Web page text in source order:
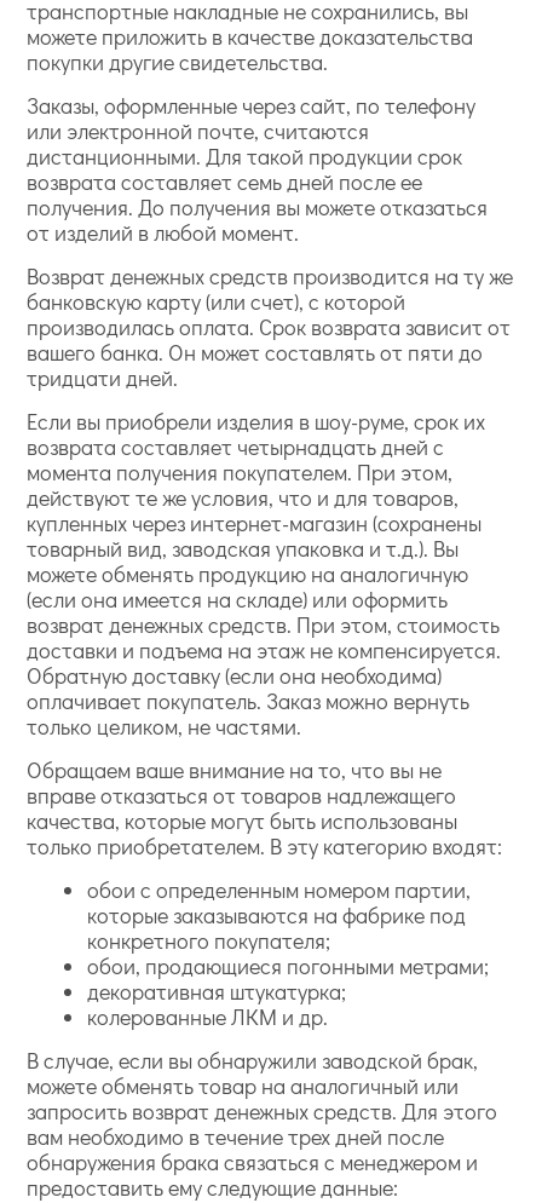
транспортные накладные не сохранились, вы
можете приложить в качестве доказательства
покупки другие свидетельства.
Заказы, оформленные через сайт, по телефону
или электронной почте, считаются
дистанционными. Для такой продукции срок
возврата составляет семь дней после ее
получения. До получения вы можете отказаться
от изделий в любой момент.
Возврат денежных средств производится на ту же
банковскую карту (или счет), с которой
производилась оплата. Срок возврата зависит от
вашего банка. Он может составлять от пяти до
тридцати дней.
Если вы приобрели изделия в шоу-руме, срок их
возврата составляет четырнадцать дней с
момента получения покупателем. При этом,
действуют те же условия, что и для товаров,
купленных через интернет-магазин (сохранены
товарный вид, заводская упаковка и т.д.). Вы
можете обменять продукцию на аналогичную
(если она имеется на складе) или оформить
возврат денежных средств. При этом, стоимость
доставки и подъема на этаж не компенсируется.
Обратную доставку (если она необходима)
оплачивает покупатель. Заказ можно вернуть
только целиком, не частями.
Обращаем ваше внимание на то, что вы не
вправе отказаться от товаров надлежащего
качества, которые могут быть использованы
только приобретателем. В эту категорию входят:
обои с определенным номером партии,
которые заказываются на фабрике под
конкретного покупателя;
обои, продающиеся погонными метрами;
декоративная штукатурка;
колерованные ЛКМ и др.
В случае, если вы обнаружили заводской брак,
можете обменять товар на аналогичный или
запросить возврат денежных средств. Для этого
вам необходимо в течение трех дней после
обнаружения брака связаться с менеджером и
предоставить ему следующие данные: